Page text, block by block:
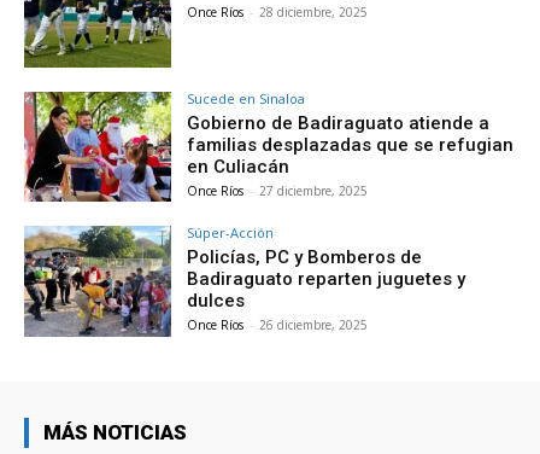
Once Ríos - 28 diciembre, 2025
Sucede en Sinaloa
Gobierno de Badiraguato atiende a
familias desplazadas que se refugian
en Culiacán
Once Ríos - 27 diciembre, 2025
Súper-Acción
Policías, PC y Bomberos de
Badiraguato reparten juguetes y
dulces
Once Ríos - 26 diciembre, 2025
MÁS NOTICIAS